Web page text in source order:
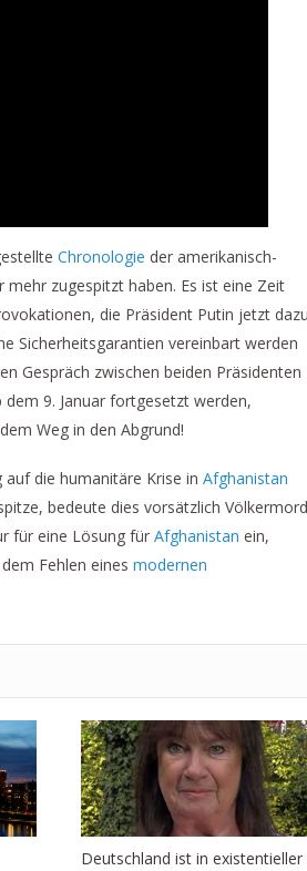
Chronologie der amerikanisch-
zugespitzt haben. Es ist eine Zeit
die Präsident Putin jetzt
Sicherheitsgarantien vereinbart werden
Gespräch zwischen beiden Präsidenten
9. Januar fortgesetzt werden,
Weg in den Abgrund!
auf die humanitäre Krise in Afghanistan
bedeute dies vorsätzlich
für eine Lösung für Afghanistan ein,
Fehlen eines modernen
Deutschland ist in existentieller